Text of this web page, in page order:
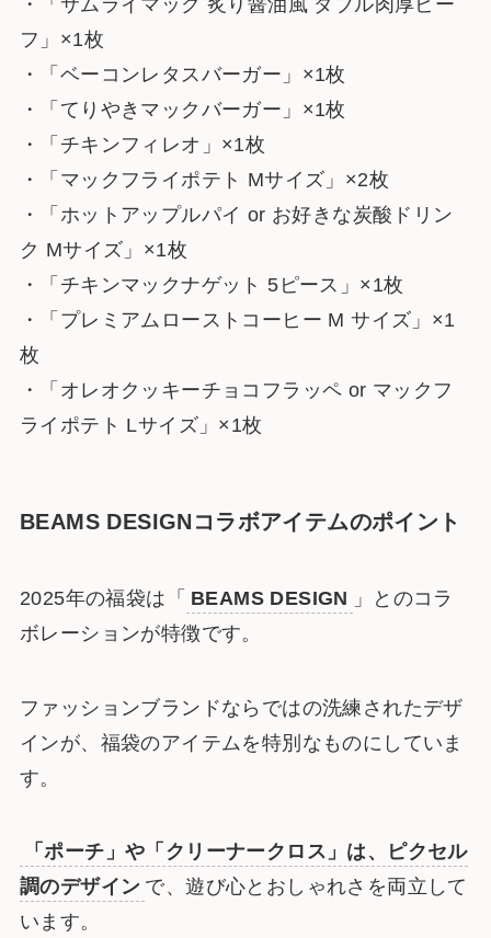
・「サムライマック 炙り醤油風 ダブル肉厚ビー
フ」×1枚
・「ベーコンレタスバーガー」×1枚
・「てりやきマックバーガー」×1枚
・「チキンフィレオ」×1枚
・「マックフライポテト Mサイズ」×2枚
・「ホットアップルパイ or お好きな炭酸ドリン
ク Mサイズ」×1枚
・「チキンマックナゲット 5ピース」×1枚
・「プレミアムローストコーヒー M サイズ」×1
枚
・「オレオクッキーチョコフラッペ or マックフ
ライポテト Lサイズ」×1枚
BEAMS DESIGNコラボアイテムのポイント
2025年の福袋は「 BEAMS DESIGN 」とのコラ
ボレーションが特徴です。
ファッションブランドならではの洗練されたデザ
インが、福袋のアイテムを特別なものにしていま
す。
「ポーチ」や「クリーナークロス」は、ピクセル
調のデザイン で、遊び心とおしゃれさを両立して
います。